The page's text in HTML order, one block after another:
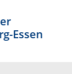
Essen